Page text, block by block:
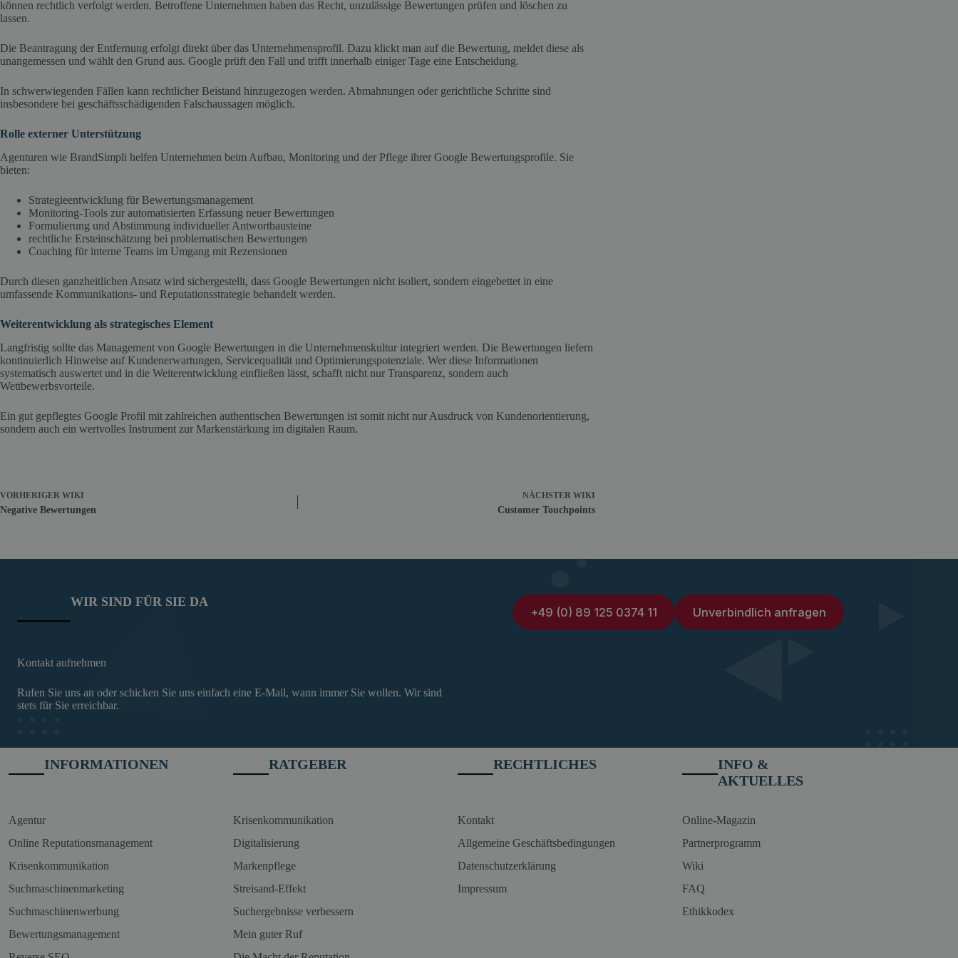
können rechtlich verfolgt werden. Betroffene Unternehmen haben das Recht, unzulässige Bewertungen prüfen und löschen zu
lassen.
Die Beantragung der Entfernung erfolgt direkt über das Unternehmensprofil. Dazu klickt man auf die Bewertung, meldet diese als
unangemessen und wählt den Grund aus. Google prüft den Fall und trifft innerhalb einiger Tage eine Entscheidung.
In schwerwiegenden Fällen kann rechtlicher Beistand hinzugezogen werden. Abmahnungen oder gerichtliche Schritte sind
insbesondere bei geschäftsschädigenden Falschaussagen möglich.
Rolle externer Unterstützung
Agenturen wie BrandSimpli helfen Unternehmen beim Aufbau, Monitoring und der Pflege ihrer Google Bewertungsprofile. Sie
bieten:
Strategieentwicklung für Bewertungsmanagement
Monitoring-Tools zur automatisierten Erfassung neuer Bewertungen
Formulierung und Abstimmung individueller Antwortbausteine
rechtliche Ersteinschätzung bei problematischen Bewertungen
Coaching für interne Teams im Umgang mit Rezensionen
Durch diesen ganzheitlichen Ansatz wird sichergestellt, dass Google Bewertungen nicht isoliert, sondern eingebettet in eine
umfassende Kommunikations- und Reputationsstrategie behandelt werden.
Weiterentwicklung als strategisches Element
Langfristig sollte das Management von Google Bewertungen in die Unternehmenskultur integriert werden. Die Bewertungen liefern
kontinuierlich Hinweise auf Kundenerwartungen, Servicequalität und Optimierungspotenziale. Wer diese Informationen
systematisch auswertet und in die Weiterentwicklung einfließen lässt, schafft nicht nur Transparenz, sondern auch
Wettbewerbsvorteile.
Ein gut gepflegtes Google Profil mit zahlreichen authentischen Bewertungen ist somit nicht nur Ausdruck von Kundenorientierung,
sondern auch ein wertvolles Instrument zur Markenstärkung im digitalen Raum.
VORHERIGER WIKI
Negative Bewertungen
NÄCHSTER WIKI
Customer Touchpoints
WIR SIND FÜR SIE DA
Kontakt aufnehmen
Rufen Sie uns an oder schicken Sie uns einfach eine E-Mail, wann immer Sie wollen. Wir sind
stets für Sie erreichbar.
+49 (0) 89 125 0374 11 Unverbindlich anfragen
INFORMATIONEN
Agentur
Online Reputationsmanagement
Krisenkommunikation
Suchmaschinenmarketing
Suchmaschinenwerbung
Bewertungsmanagement
RATGEBER
Krisenkommunikation
Digitalisierung
Markenpflege
Streisand-Effekt
Suchergebnisse verbessern
Mein guter Ruf
RECHTLICHES
Kontakt
Allgemeine Geschäftsbedingungen
Datenschutzerklärung
Impressum
INFO &
AKTUELLES
Online-Magazin
Partnerprogramm
Wiki
FAQ
Ethikkodex